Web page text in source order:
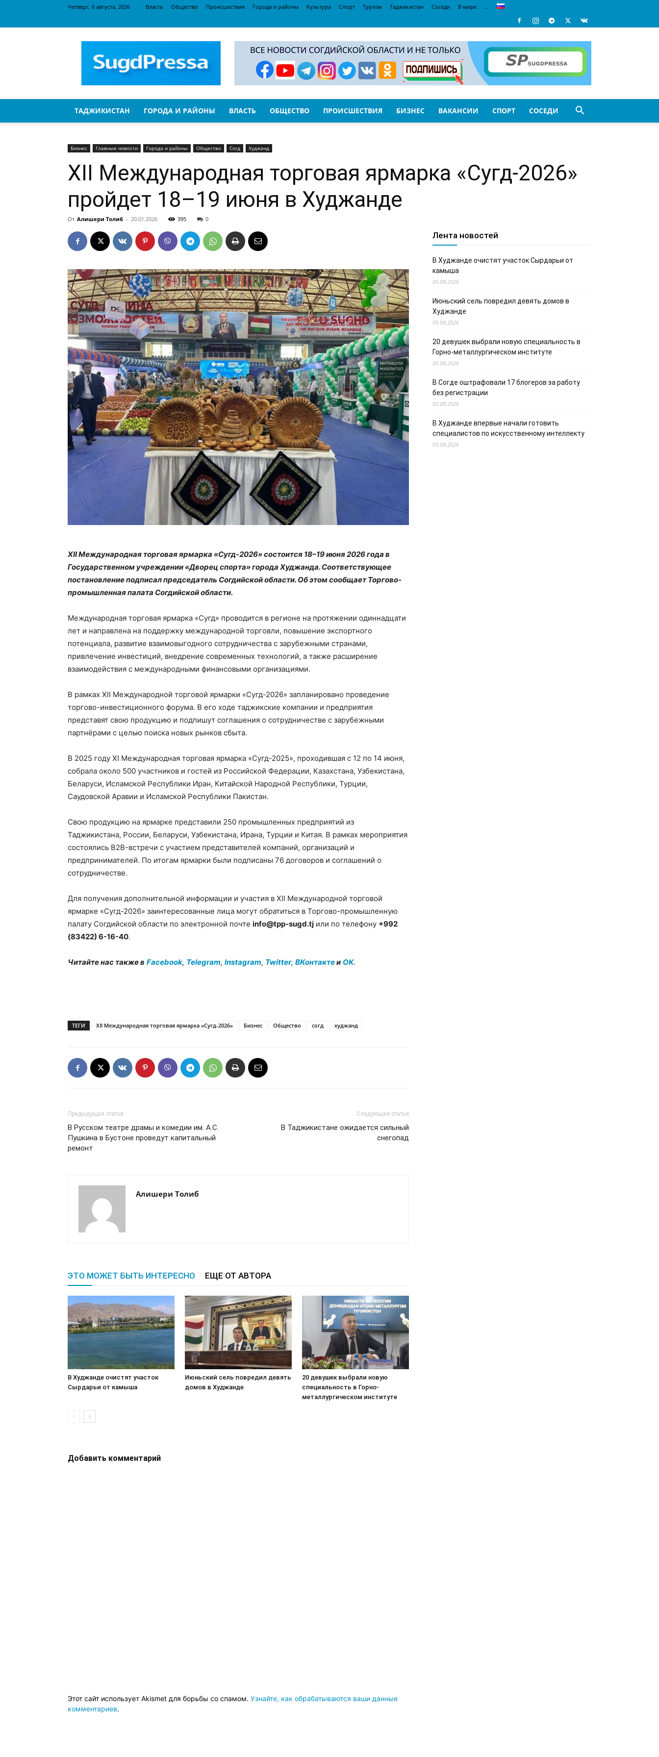
Четверг, 6 августа, 2026 Власть Общество Происшествия Города и районы Культура Спорт Туризм Таджикистан Соседи В мире …
ТАДЖИКИСТАН ГОРОДА И РАЙОНЫ ВЛАСТЬ ОБЩЕСТВО ПРОИСШЕСТВИЯ БИЗНЕС ВАКАНСИИ СПОРТ СОСЕДИ
Бизнес Главные новости Города и районы Общество Согд Худжанд
XII Международная торговая ярмарка «Сугд-2026»
пройдет 18–19 июня в Худжанде
От Алишери Толиб - 20.01.2026 395 0
XII Международная торговая ярмарка «Сугд-2026» состоится 18–19 июня 2026 года в
Государственном учреждении «Дворец спорта» города Худжанда. Соответствующее
постановление подписал председатель Согдийской области. Об этом сообщает Торгово-
промышленная палата Согдийской области.
Международная торговая ярмарка «Сугд» проводится в регионе на протяжении одиннадцати
лет и направлена на поддержку международной торговли, повышение экспортного
потенциала, развитие взаимовыгодного сотрудничества с зарубежными странами,
привлечение инвестиций, внедрение современных технологий, а также расширение
взаимодействия с международными финансовыми организациями.
В рамках XII Международной торговой ярмарки «Сугд-2026» запланировано проведение
торгово-инвестиционного форума. В его ходе таджикские компании и предприятия
представят свою продукцию и подпишут соглашения о сотрудничестве с зарубежными
партнёрами с целью поиска новых рынков сбыта.
В 2025 году XI Международная торговая ярмарка «Сугд-2025», проходившая с 12 по 14 июня,
собрала около 500 участников и гостей из Российской Федерации, Казахстана, Узбекистана,
Беларуси, Исламской Республики Иран, Китайской Народной Республики, Турции,
Саудовской Аравии и Исламской Республики Пакистан.
Свою продукцию на ярмарке представили 250 промышленных предприятий из
Таджикистана, России, Беларуси, Узбекистана, Ирана, Турции и Китая. В рамках мероприятия
состоялись B2B-встречи с участием представителей компаний, организаций и
предпринимателей. По итогам ярмарки были подписаны 76 договоров и соглашений о
сотрудничестве.
Для получения дополнительной информации и участия в XII Международной торговой
ярмарке «Сугд-2026» заинтересованные лица могут обратиться в Торгово-промышленную
палату Согдийской области по электронной почте info@tpp-sugd.tj или по телефону +992
(83422) 6-16-40.
Читайте нас также в Facebook, Telegram, Instagram, Twitter, ВКонтактеи OK.
ТЕГИ XII Международная торговая ярмарка «Сугд-2026» Бизнес Общество согд худжанд
Предыдущая статья
В Русском театре драмы и комедии им. А.С.
Пушкина в Бустоне проведут капитальный
ремонт
Следующая статья
В Таджикистане ожидается сильный
снегопад
Алишери Толиб
ЭТО МОЖЕТ БЫТЬ ИНТЕРЕСНО ЕЩЕ ОТ АВТОРА
В Худжанде очистят участок
Сырдарьи от камыша
Июньский сель повредил девять
домов в Худжанде
20 девушек выбрали новую
специальность в Горно-
металлургическом институте
Добавить комментарий
Этот сайт использует Akismet для борьбы со спамом. Узнайте, как обрабатываются ваши данные
комментариев.
Лента новостей
В Худжанде очистят участок Сырдарьи от
камыша
05.08.2026
Июньский сель повредил девять домов в
Худжанде
05.08.2026
20 девушек выбрали новую специальность в
Горно-металлургическом институте
05.08.2026
В Согде оштрафовали 17 блогеров за работу
без регистрации
03.08.2026
В Худжанде впервые начали готовить
специалистов по искусственному интеллекту
03.08.2026